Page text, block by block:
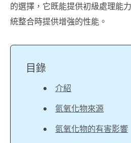
的選擇，它既能提供初級處理能
統整合時提供增強的性能。
目錄
介紹
氮氧化物來源
氮氧化物的有害影響